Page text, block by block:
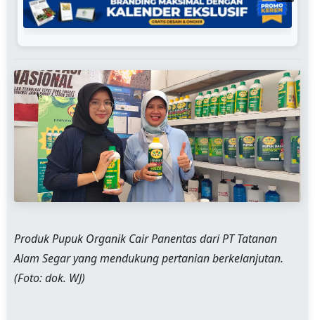
Produk Pupuk Organik Cair Panentas dari PT Tatanan
Alam Segar yang mendukung pertanian berkelanjutan.
(Foto: dok. WJ)